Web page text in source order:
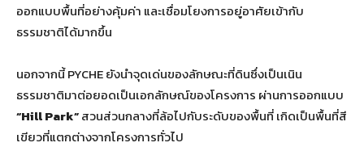
ออกแบบพื้นที่อย่างคุ้มค่า และเชื่อมโยงการอยู่อาศัยเข้ากับ
ธรรมชาติได้มากขึ้น
นอกจากนี้ PYCHE ยังนำจุดเด่นของลักษณะที่ดินซึ่งเป็นเนิน
ธรรมชาติมาต่อยอดเป็นเอกลักษณ์ของโครงการ ผ่านการออกแบบ
“Hill Park”สวนส่วนกลางที่ล้อไปกับระดับของพื้นที่ เกิดเป็นพื้นที่สี
เขียวที่แตกต่างจากโครงการทั่วไป